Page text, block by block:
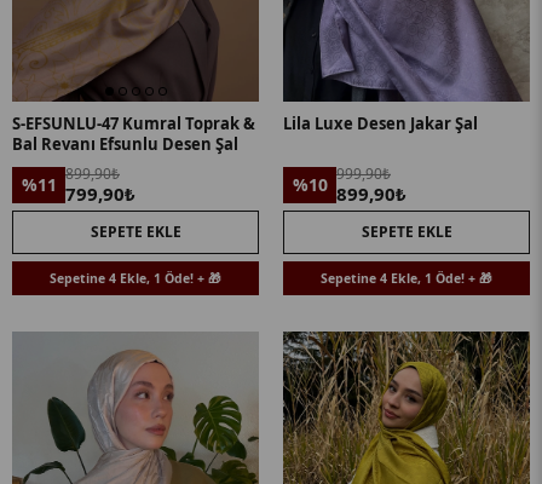
S-EFSUNLU-47 Kumral Toprak &
Bal Revanı Efsunlu Desen Şal
%11 899,90₺
799,90₺
SEPETE EKLE
Sepetine 4 Ekle, 1 Öde! + 🎁
Lila Luxe Desen Jakar Şal
%10 999,90₺
899,90₺
SEPETE EKLE
Sepetine 4 Ekle, 1 Öde! + 🎁